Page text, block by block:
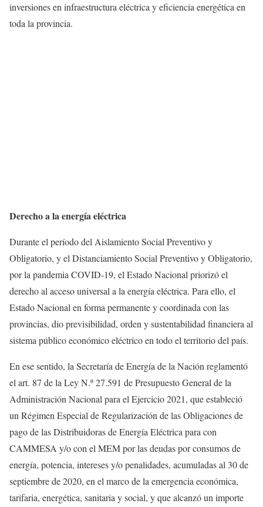
inversiones en infraestructura eléctrica y eficiencia energética en
toda la provincia.
Derecho a la energía eléctrica
Durante el período del Aislamiento Social Preventivo y
Obligatorio, y el Distanciamiento Social Preventivo y Obligatorio,
por la pandemia COVID-19, el Estado Nacional priorizó el
derecho al acceso universal a la energía eléctrica. Para ello, el
Estado Nacional en forma permanente y coordinada con las
provincias, dio previsibilidad, orden y sustentabilidad financiera al
sistema público económico eléctrico en todo el territorio del país.
En ese sentido, la Secretaría de Energía de la Nación reglamentó
el art. 87 de la Ley N.º 27.591 de Presupuesto General de la
Administración Nacional para el Ejercicio 2021, que estableció
un Régimen Especial de Regularización de las Obligaciones de
pago de las Distribuidoras de Energía Eléctrica para con
CAMMESA y/o con el MEM por las deudas por consumos de
energía, potencia, intereses y/o penalidades, acumuladas al 30 de
septiembre de 2020, en el marco de la emergencia económica,
tarifaria, energética, sanitaria y social, y que alcanzó un importe